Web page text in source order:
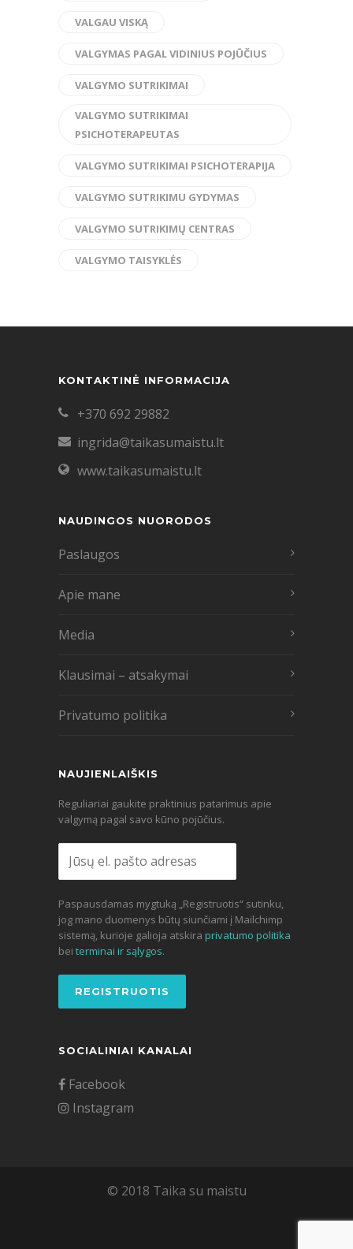
VALGAU VISKĄ
VALGYMAS PAGAL VIDINIUS POJŪČIUS
VALGYMO SUTRIKIMAI
VALGYMO SUTRIKIMAI
PSICHOTERAPEUTAS
VALGYMO SUTRIKIMAI PSICHOTERAPIJA
VALGYMO SUTRIKIMU GYDYMAS
VALGYMO SUTRIKIMŲ CENTRAS
VALGYMO TAISYKLĖS
KONTAKTINĖ INFORMACIJA
+370 692 29882
ingrida@taikasumaistu.lt
www.taikasumaistu.lt
NAUDINGOS NUORODOS
Paslaugos
Apie mane
Media
Klausimai – atsakymai
Privatumo politika
NAUJIENLAIŠKIS
Reguliariai gaukite praktinius patarimus apie
valgymą pagal savo kūno pojūčius.
Paspausdamas mygtuką „Registruotis“ sutinku,
jog mano duomenys būtų siunčiami į Mailchimp
sistemą, kurioje galioja atskira privatumo politika
bei terminai ir sąlygos.
SOCIALINIAI KANALAI
Facebook
Instagram
© 2018 Taika su maistu